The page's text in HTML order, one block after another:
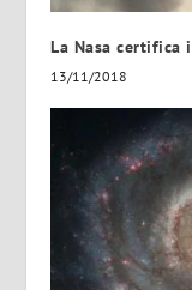
La Nasa
13/11/2018